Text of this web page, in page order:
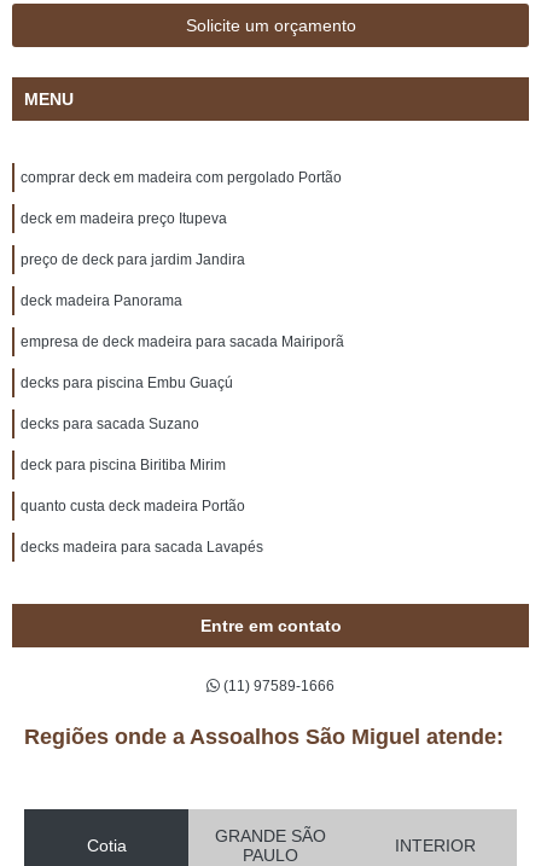
Solicite um orçamento
MENU
comprar deck em madeira com pergolado Portão
deck em madeira preço Itupeva
preço de deck para jardim Jandira
deck madeira Panorama
empresa de deck madeira para sacada Mairiporã
decks para piscina Embu Guaçú
decks para sacada Suzano
deck para piscina Biritiba Mirim
quanto custa deck madeira Portão
decks madeira para sacada Lavapés
Entre em contato
(11) 97589-1666
Regiões onde a Assoalhos São Miguel atende:
Cotia
GRANDE SÃO
PAULO
INTERIOR